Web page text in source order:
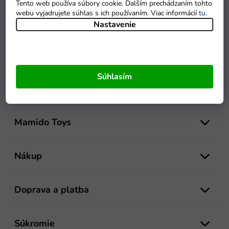
Tento web používa súbory cookie. Ďalším prechádzaním tohto
webu vyjadrujete súhlas s ich používaním. Viac informáciítu.
Nastavenie
Súhlasím
Mamido Toys
Nákup
Doprava a platba
Súkromie